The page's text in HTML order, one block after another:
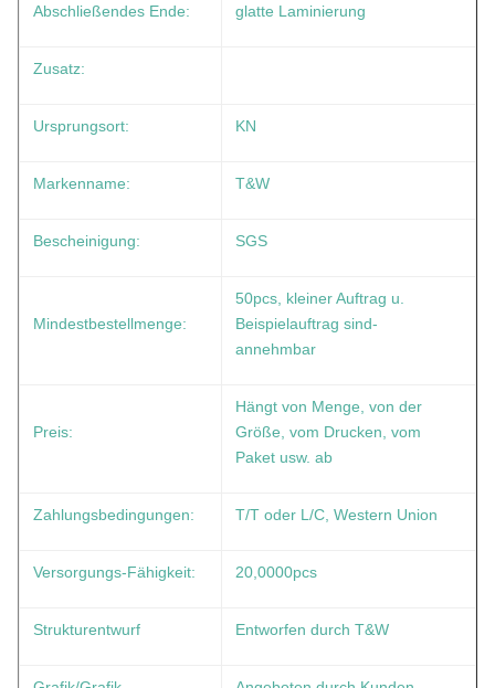
Abschließendes Ende: glatte Laminierung
Zusatz:
Ursprungsort: KN
Markenname: T&W
Bescheinigung: SGS
Mindestbestellmenge:
50pcs, kleiner Auftrag u.
Beispielauftrag sind-
annehmbar
Preis:
Hängt von Menge, von der
Größe, vom Drucken, vom
Paket usw. ab
Zahlungsbedingungen: T/T oder L/C, Western Union
Versorgungs-Fähigkeit: 20,0000pcs
Strukturentwurf Entworfen durch T&W